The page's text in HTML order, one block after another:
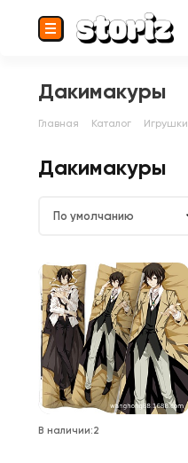
Дакимакуры
Главная Каталог Игрушки
Дакимакуры
По умолчанию
В наличии:2